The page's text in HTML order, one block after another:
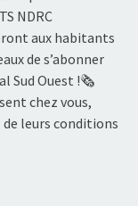
NDRC
aux habitants
de s’abonner
Sud Ouest !🗞️
chez vous,
leurs conditions